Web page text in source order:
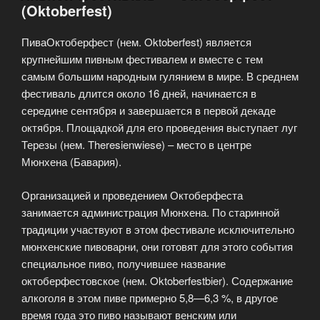
(Oktoberfest)
ПиваОктоберфест (нем. Oktoberfest) является
крупнейшим пивным фестивалем и вместе с тем
самым большим народным гулянием в мире. В среднем
фестиваль длится около 16 дней, начинается в
середине сентября и завершается в первой декаде
октября. Площадкой для его проведения выступает луг
Терезы (нем. Theresienwiese) – место в центре
Мюнхена (Бавария).
Организацией и проведением Октоберфеста
занимается администрация Мюнхена. По старинной
традиции участвуют в этом фестивале исключительно
мюнхенские пивоварни, они готовят для этого события
специальное пиво, получившее название
октоберфестовское (нем. Oktoberfestbier). Содержание
алкоголя в этом пиве примерно 5,8—6,3 %, в другое
время года это пиво называют венским или